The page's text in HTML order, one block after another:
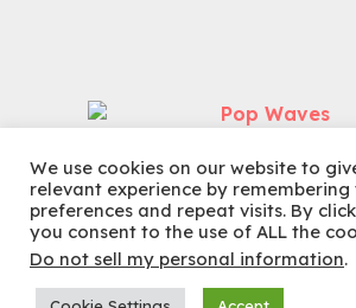
We use cookies on our website to
relevant experience by remembering
preferences and repeat visits. By
you consent to the use of ALL the
Do not sell my personal information.